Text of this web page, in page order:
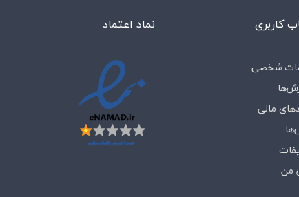
کاربری
شخصی
مالی
من
نماد اعتماد